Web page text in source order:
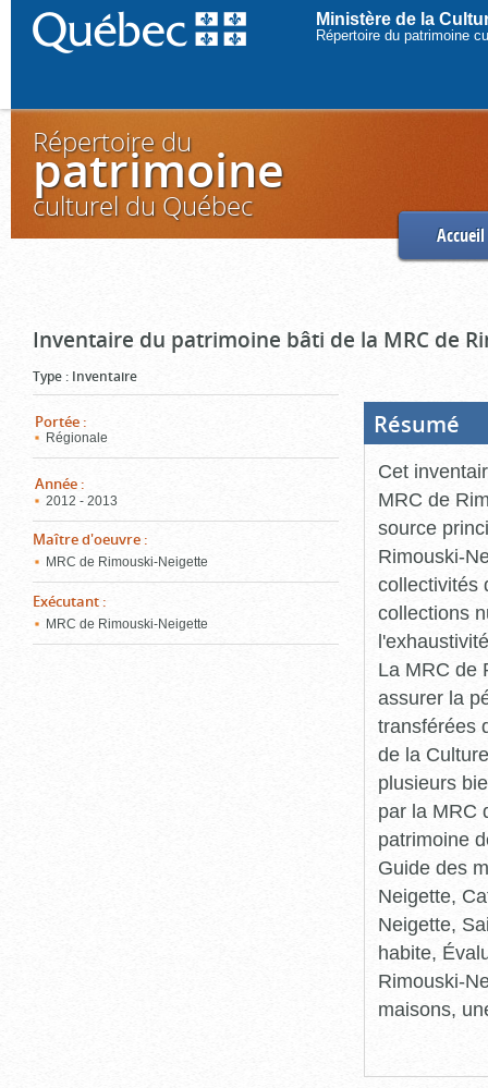
Ministère de la
Répertoire du patrimoine
Répertoire du
patrimoine
culturel du Québec
Accueil
Inventaire du patrimoine bâti de la MRC de
Type : Inventaire
Portée :
Régionale
Année :
2012 - 2013
Maître d'oeuvre :
MRC de Rimouski-Neigette
Exécutant :
MRC de Rimouski-Neigette
Résumé
Cet
MRC de
source
Rimouski-
collectivités
collections
La MRC de
assurer la
transférées
de la
plusieurs
par la MRC
patrimoine
Guide des
Neigette,
Neigette,
habite,
Rimouski-
maisons,